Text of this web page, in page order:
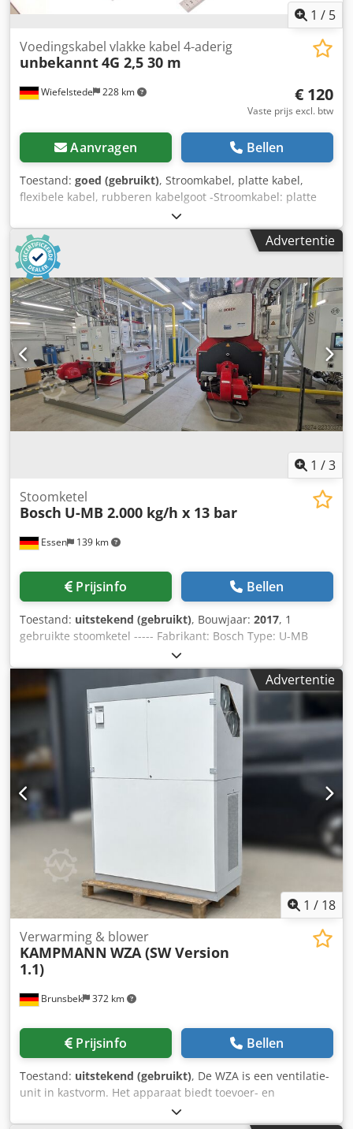
1 / 5
Wiefelstede 228 km
Voedingskabel vlakke kabel 4-aderig
unbekannt4G 2,5 30 m
€ 120
Vaste prijs excl. btw
Aanvragen Bellen
Toestand: goed (gebruikt), Stroomkabel, platte kabel,
flexibele kabel, rubberen kabelgoot -Stroomkabel: platte
kabel, flexibele kabel, 4-aderig -Type: 4G 2,5 Dcjdpfx
Aozmtw Tjc Uek -Lengte: 30 m -Transportafmeting: rol, Ø
565 x 25 mm -Gewicht: 8,4 kg
Advertentie
1 /3
Essen 139 km
Stoomketel
Bosch U-MB 2.000 kg/h x 13 bar
Prijsinfo Bellen
Toestand: uitstekend (gebruikt), Bouwjaar: 2017, 1
gebruikte stoomketel ----- Fabrikant: Bosch Type: U-MB
2020 Vermogen: 2.000 kg/h Toelaatbare bedrijfsdruk: 13,0
bar Verhoogde testdruk: 24,1 bar Maximale temperatuur:
195°C Totaalvolume: 2.065 l Bouwjaar: 01 / 2017 CE-
markering: CE 0036 uitgerust met Weishaupt-gasbrander,
type WM-G20/3-A, 300-2.000 kW, uitvoering ZM-LN, 15-500
mbar, gasregelklep, aparte schakelkast, ketelregeling Loos-
Boiler-Control LBC, voedingswaterpomp, Eco type 1,
vermogen 89 kW, volume 41 liter, temperatuur 238°C,
toelaatbare bedrijfsdruk 31 bar, test-overdruk 56 bar,
Dcjdpszltalofx Ac Uek en de aanwezige grove en fijne
appendages.
Advertentie
1 / 18
Brunsbek 372 km
Verwarming & blower
KAMPMANN WZA (SW Version
1.1)
Prijsinfo Bellen
Toestand: uitstekend (gebruikt), De WZA is een ventilatie-
unit in kastvorm. Het apparaat biedt toevoer- en
afvoermogelijkheden, met geïntegreerde warmte- en
vochtafwisseling. De toevoer van buitenlucht geschiedt via